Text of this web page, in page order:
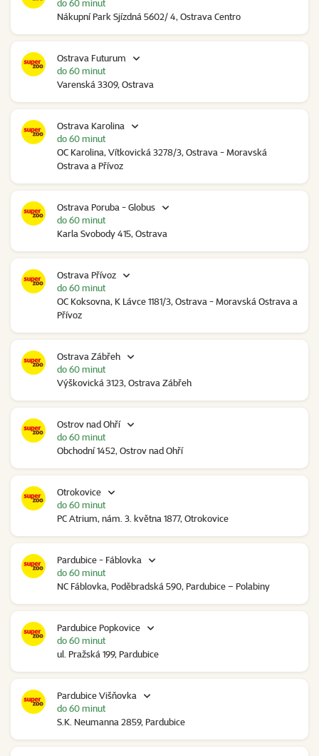
Nákupní Park Sjízdná 5602/ 4, Ostrava Centro
do 60 minut
Ostrava Futurum
Varenská 3309, Ostrava
do 60 minut
Ostrava Karolina
OC Karolina, Vítkovická 3278/3, Ostrava - Moravská
Ostrava a Přívoz
do 60 minut
Ostrava Poruba - Globus
Karla Svobody 415, Ostrava
do 60 minut
Ostrava Přívoz
OC Koksovna, K Lávce 1181/3, Ostrava - Moravská Ostrava a
Přívoz
do 60 minut
Ostrava Zábřeh
Výškovická 3123, Ostrava Zábřeh
do 60 minut
Ostrov nad Ohří
Obchodní 1452, Ostrov nad Ohří
do 60 minut
Otrokovice
PC Atrium, nám. 3. května 1877, Otrokovice
do 60 minut
Pardubice - Fáblovka
NC Fáblovka, Poděbradská 590, Pardubice – Polabiny
do 60 minut
Pardubice Popkovice
ul. Pražská 199, Pardubice
do 60 minut
Pardubice Višňovka
S.K. Neumanna 2859, Pardubice
do 60 minut